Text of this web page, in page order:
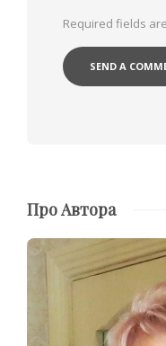
Required fields
Про Автора